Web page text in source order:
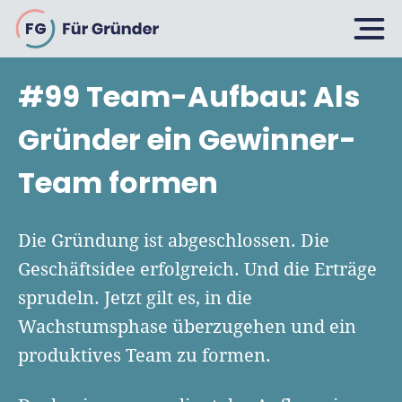
FG
Planen
Selbstständig machen
Bin ich ein Gründer?
Geschäftsmodell entwickeln
Businessplan schreiben
Firma gründen: 10 Tipps
Rechtsform wählen
UG gründen
Wachsen
6 Tipps zum Start
#99 Team-Aufbau: Als
Gründer ein Gewinner-
Team formen
Die Gründung ist abgeschlossen. Die
Geschäftsidee erfolgreich. Und die Erträge
sprudeln. Jetzt gilt es, in die
Wachstumsphase überzugehen und ein
produktives Team zu formen.